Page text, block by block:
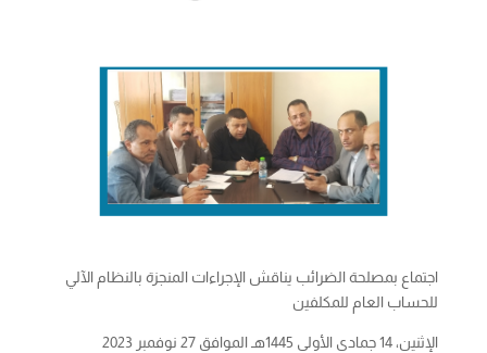
اجتماع بمصلحة الضرائب يناقش الإجراءات المنجزة بالنظام الآلي
للحساب العام للمكلفين
الإثنين، 14 جمادى الأولى 1445هـ الموافق 27 نوفمبر 2023